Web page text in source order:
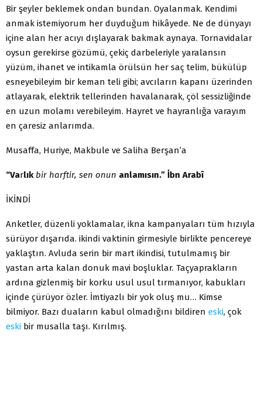
Bir şeyler beklemek ondan bundan. Oyalanmak. Kendimi
anmak istemiyorum her duyduğum hikâyede. Ne de dünyayı
içine alan her acıyı dışlayarak bakmak aynaya. Tornavidalar
oysun gerekirse gözümü, çekiç darbeleriyle yaralansın
yüzüm, ihanet ve intikamla örülsün her saç telim, bükülüp
esneyebileyim bir keman teli gibi; avcıların kapanı üzerinden
atlayarak, elektrik tellerinden havalanarak, çöl sessizliğinde
en uzun molamı verebileyim. Hayret ve hayranlığa varayım
en çaresiz anlarımda.
Musaffa, Huriye, Makbule ve Saliha Berşan’a
“Varlık bir harftir, sen onun anlamısın.” İbn Arabî
İKİNDİ
Anketler, düzenli yoklamalar, ikna kampanyaları tüm hızıyla
sürüyor dışarıda. ikindi vaktinin girmesiyle birlikte pencereye
yaklaştın. Avluda serin bir mart ikindisi, tutulmamış bir
yastan arta kalan donuk mavi boşluklar. Taçyaprakların
ardına gizlenmiş bir korku usul usul tırmanıyor, kabukları
içinde çürüyor özler. İmtiyazlı bir yok oluş mu… Kimse
bilmiyor. Bazı duaların kabul olmadığını bildiren eski, çok
eski bir musalla taşı. Kırılmış.